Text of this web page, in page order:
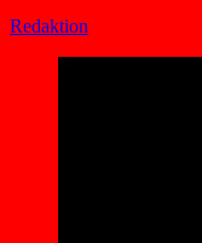
Redaktion